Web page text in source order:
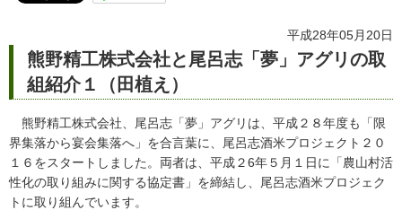
平成28年05月20日
熊野精工株式会社と尾呂志「夢」アグリの取
組紹介１（田植え）
熊野精工株式会社、尾呂志「夢」アグリは、平成２８年度も「限
界集落から宴会集落へ」を合言葉に、尾呂志酒米プロジェクト２０
１６をスタートしました。両者は、平成２6年５月１日に「農山村活
性化の取り組みに関する協定書」を締結し、尾呂志酒米プロジェク
トに取り組んでいます。